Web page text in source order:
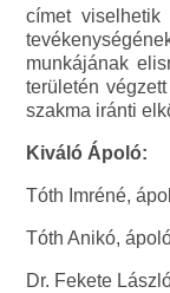
címet
munkájának
területén
szakma iránti
Kiváló Ápoló:
Tóth Imréné,
Tóth Anikó,
Dr. Fekete